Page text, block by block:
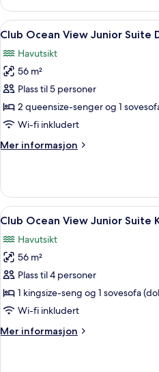
Suite
Swim
Up
Åpne
alle
bildene
av
Club
Ocean
View
Suite
6
Club Ocean View Junior Suite
Havutsikt
56 m²
Plass til 5 personer
2 queensize-senger og 1
Wi-fi inkludert
Mer informasjon
Mer
Ocean
View
Junior
Double
Åpne
alle
bildene
av
Club
Ocean
View
Suite
6
Club Ocean View Junior Suite
Havutsikt
56 m²
Plass til 4 personer
1 kingsize-seng og 1 sovesofa
Wi-fi inkludert
Mer informasjon
Mer